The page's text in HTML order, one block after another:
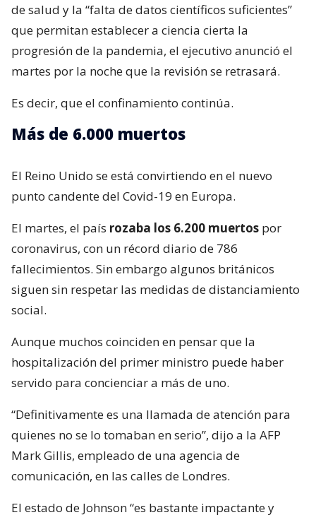
de salud y la “falta de datos científicos suficientes”
que permitan establecer a ciencia cierta la
progresión de la pandemia, el ejecutivo anunció el
martes por la noche que la revisión se retrasará.
Es decir, que el confinamiento continúa.
Más de 6.000 muertos
El Reino Unido se está convirtiendo en el nuevo
punto candente del Covid-19 en Europa.
El martes, el país rozaba los 6.200 muertos por
coronavirus, con un récord diario de 786
fallecimientos. Sin embargo algunos británicos
siguen sin respetar las medidas de distanciamiento
social.
Aunque muchos coinciden en pensar que la
hospitalización del primer ministro puede haber
servido para concienciar a más de uno.
“Definitivamente es una llamada de atención para
quienes no se lo tomaban en serio”, dijo a la AFP
Mark Gillis, empleado de una agencia de
comunicación, en las calles de Londres.
El estado de Johnson “es bastante impactante y